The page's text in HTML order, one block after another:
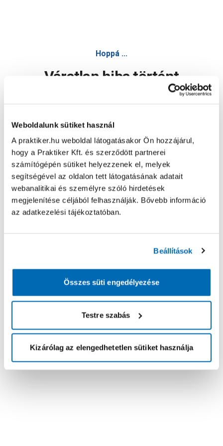
Weboldalunk sütiket használ
A praktiker.hu weboldal látogatásakor Ön hozzájárul,
hogy a Praktiker Kft. és szerződött partnerei
számítógépén sütiket helyezzenek el, melyek
segítségével az oldalon tett látogatásának adatait
webanalitikai és személyre szóló hirdetések
megjelenítése céljából felhasználják. Bővebb információ
az adatkezelési tájékoztatóban.
Beállítások
Összes süti engedélyezése
Testre szabás
Kizárólag az elengedhetetlen sütiket használja
Hoppá ...
Váratlan hiba történt
Oldal újratöltése